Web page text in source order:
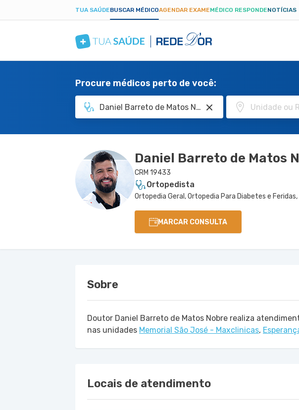
TUA SAÚDEBUSCAR MÉDICOAGENDAR EXAMEMÉDICO RESPONDENOTÍCIAS
Procure médicos perto de você:
Daniel Barreto de Matos
CRM 19433
Ortopedista
Ortopedia Geral, Ortopedia Para Diabetes e
MARCAR CONSULTA
Sobre
Doutor Daniel Barreto de Matos Nobre realiza
nas unidades Memorial São José - Maxclinicas,
Locais de atendimento